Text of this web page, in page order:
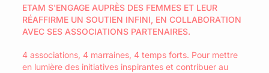
ETAM S'ENGAGE AUPRÈS DES FEMMES ET LEUR
RÉAFFIRME UN SOUTIEN INFINI, EN COLLABORATION
AVEC SES ASSOCIATIONS PARTENAIRES.
4 associations, 4 marraines, 4 temps forts. Pour mettre
en lumière des initiatives inspirantes et contribuer au